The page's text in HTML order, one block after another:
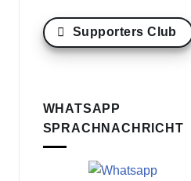
Supporters Club
WHATSAPP
SPRACHNACHRICHT